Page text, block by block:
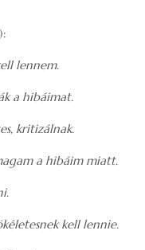
lennem.
a hibáimat.
kritizálnak.
a hibáim miatt.
kell lennie.